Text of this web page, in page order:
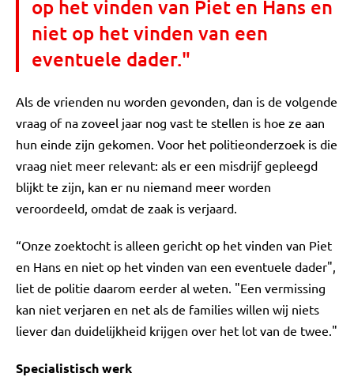
op het vinden van Piet en Hans en
niet op het vinden van een
eventuele dader."
Als de vrienden nu worden gevonden, dan is de volgende
vraag of na zoveel jaar nog vast te stellen is hoe ze aan
hun einde zijn gekomen. Voor het politieonderzoek is die
vraag niet meer relevant: als er een misdrijf gepleegd
blijkt te zijn, kan er nu niemand meer worden
veroordeeld, omdat de zaak is verjaard.
“Onze zoektocht is alleen gericht op het vinden van Piet
en Hans en niet op het vinden van een eventuele dader",
liet de politie daarom eerder al weten. "Een vermissing
kan niet verjaren en net als de families willen wij niets
liever dan duidelijkheid krijgen over het lot van de twee."
Specialistisch werk